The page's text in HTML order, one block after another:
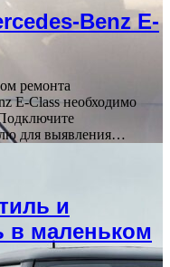
Benz E-
ремонта
E-Class необходимо
для выявления…
и
в маленьком